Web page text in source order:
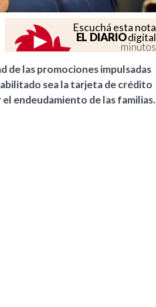
Escuchá esta nota
EL DIARIOdigital
minutos
de las promociones impulsadas
sea la tarjeta de crédito
endeudamiento de las familias.